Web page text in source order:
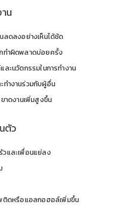
น
ลดลงอย่างเห็นได้ชัด
ทำผิดพลาดบ่อยครั้ง
ะนวัตกรรมในการทำงาน
ทำงานร่วมกับผู้อื่น
าดงานเพิ่มสูงขึ้น
ตัว
และเพื่อนแย่ลง
ติดหรือแอลกอฮอล์เพิ่มขึ้น